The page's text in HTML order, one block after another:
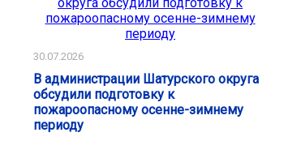
30.07.2026
В администрации Шатурского округа
обсудили подготовку к
пожароопасному осенне-зимнему
периоду